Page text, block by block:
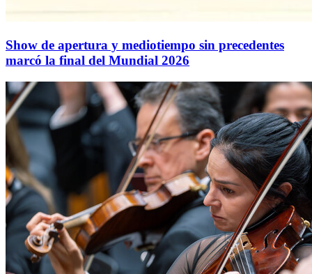
Show de apertura y mediotiempo sin precedentes
marcó la final del Mundial 2026